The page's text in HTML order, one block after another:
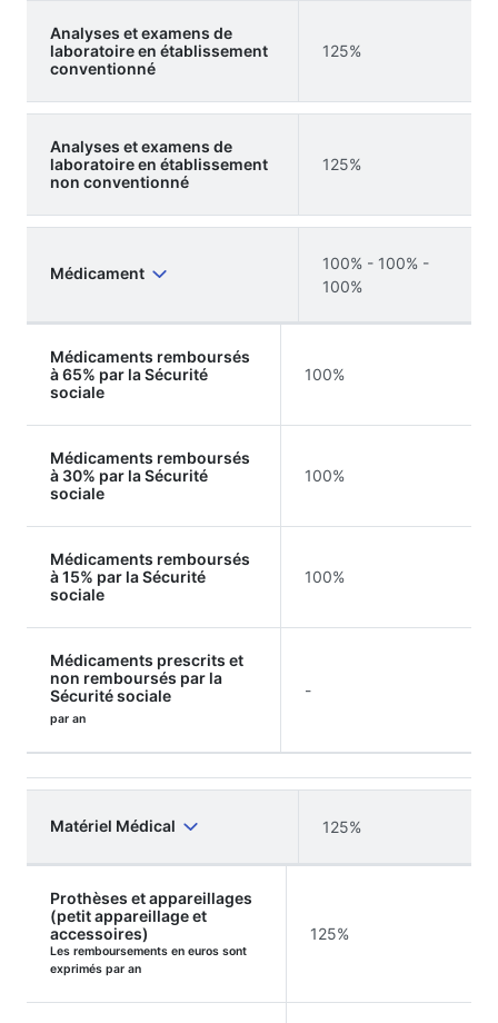
Analyses et examens de
laboratoire en établissement
conventionné
125%
Analyses et examens de
laboratoire en établissement
non conventionné
125%
Médicament
100% - 100% -
100%
Médicaments remboursés
à 65% par la Sécurité
sociale
100%
Médicaments remboursés
à 30% par la Sécurité
sociale
100%
Médicaments remboursés
à 15% par la Sécurité
sociale
100%
Médicaments prescrits et
non remboursés par la
Sécurité sociale
par an
-
Matériel Médical 125%
Prothèses et appareillages
(petit appareillage et
accessoires)
Les remboursements en euros sont
exprimés par an
125%